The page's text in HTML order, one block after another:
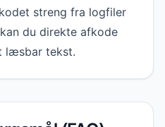
streng fra logfiler
du direkte afkode
læsbar tekst.